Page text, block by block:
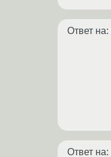
Ответ на:
Ответ на: